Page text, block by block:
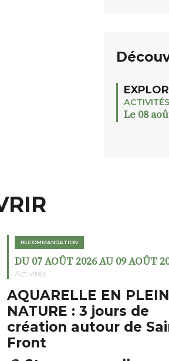
ACTIVITÉS
Le 08
RECOMMANDATION
DU 07 AOÛT 2026 AU 09 AOÛT
Activités
AQUARELLE EN
NATURE : 3 jours de
création autour de
Front